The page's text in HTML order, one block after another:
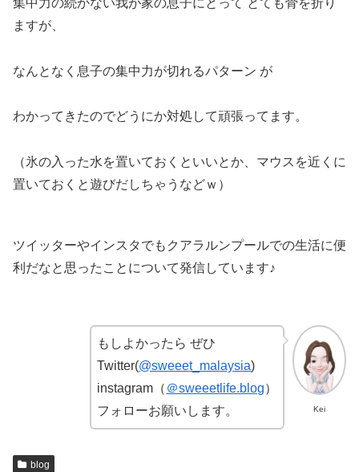
ますが、
なんとなく息子の集中力が切れるパターン が
わかってきたのでどうにか対処して頑張ってます。
（氷の入った水を置いておくといいとか、マウスを近くに
置いておくと遊びだしちゃうなどｗ）
ツイッターやインスタでもクアラルンプールでの生活に便
利だなと思ったことについて発信しています♪
Kei
もしよかったら ぜひ
Twitter(@sweeet_malaysia)
instagram（ ＠sweeetlife.blog）
フォローお願いします。
blog